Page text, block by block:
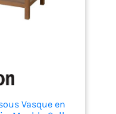
Vasque en